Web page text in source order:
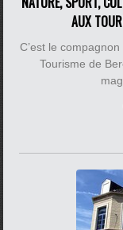
AUX
C’est le
Tourisme de